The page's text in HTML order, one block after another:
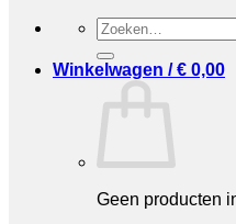
Zoeken
naar:
Winkelwagen /€ 0,00
Geen producten